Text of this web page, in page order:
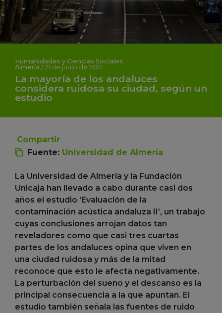
Humanidades y Ciencias Sociales
Almería / 21 de junio de 2021
La mayoría de los andaluces
considera ruidosa su ciudad, según un
estudio
Compartir
Fuente: Universidad de Almería
La Universidad de Almería y la Fundación
Unicaja han llevado a cabo durante casi dos
años el estudio ‘Evaluación de la
contaminación acústica andaluza II’, un trabajo
cuyas conclusiones arrojan datos tan
reveladores como que casi tres cuartas
partes de los andaluces opina que viven en
una ciudad ruidosa y más de la mitad
reconoce que esto le afecta negativamente.
La perturbación del sueño y el descanso es la
principal consecuencia a la que apuntan. El
estudio también señala las fuentes de ruido